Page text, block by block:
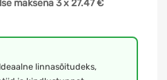
maksena 3 x27.47€
linnasõitudeks,